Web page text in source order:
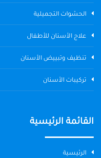
الحشوات التجميلية
علاج الأسنان للأطفال
تنظيف وتبييض الأسنان
تركيبات الأسنان
القائمة الرئيسية
الرئيسية